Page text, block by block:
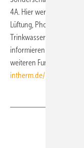
4A. Hier werden
Lüftung, Photovoltaik-
Trinkwassererwärmung
informieren über
weiteren Funktionen.
intherm.de/programm